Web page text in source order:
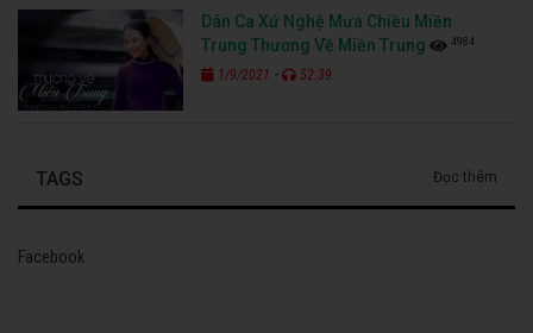
Dân Ca Xứ Nghệ Mưa Chiều Miền
Trung Thương Về Miền Trung
4984
1/9/2021 - 52:39
TAGS Đọc thêm
Facebook